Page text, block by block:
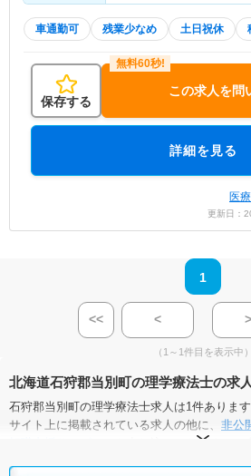
車通勤可 残業少なめ 土日祝休
保存する
この求人を問
詳細を見る
医
更新日：
1
<< < >
（1～1件目を表示中）
北海道石狩郡当別町の理学療法士の求
石狩郡当別町の理学療法士求人は1件ありま
サイト上に掲載されている求人の他に、 非公
にお申し込みいただくと、